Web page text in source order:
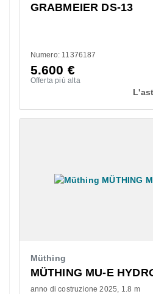
GRABMEIER DS-13
Numero: 11376187
5.600 €
Offerta più alta
Müthing
MÜTHING MU-E
anno di costruzione 2025 1.8 m